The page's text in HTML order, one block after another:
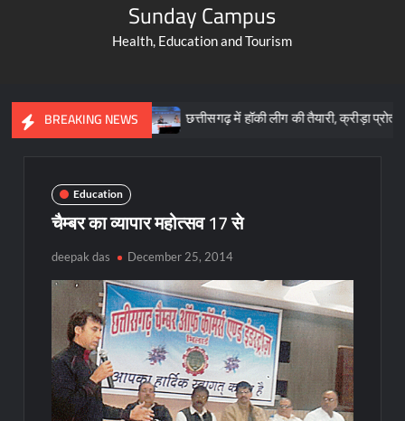
Sunday Campus
Health, Education and Tourism
BREAKING NEWS
: साय छत्तीसगढ़ में हॉकी लीग की तैयारी, क्रीड़ा प्रोत्साहन योजना
Education
चैम्बर का व्यापार महोत्सव 17 से
deepak das December 25, 2014